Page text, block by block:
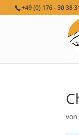
+49 (0) 176 - 30 38